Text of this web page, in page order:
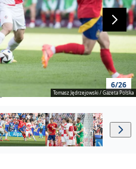
6/26
Tomasz Jędrzejowski / Gazeta Polska